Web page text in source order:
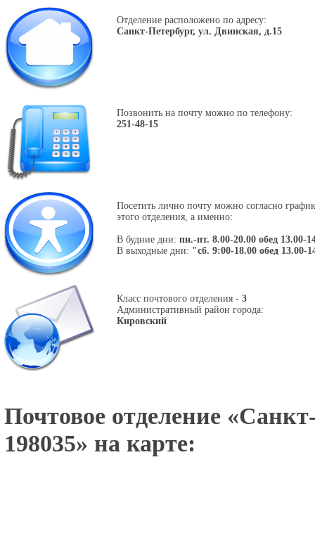
Отделение расположено по адресу:
Санкт-Петербург, ул. Двинская, д.15
Позвонить на почту можно по телефону:
251-48-15
Посетить лично почту можно согласно
этого отделения, а именно:
В будние дни: пн.-пт. 8.00-20.00 обед 13.00-
В выходные дни: "сб. 9:00-18.00 обед 13.00-
Класс почтового отделения - 3
Административный район города:
Кировский
Почтовое отделение «
198035» на карте: